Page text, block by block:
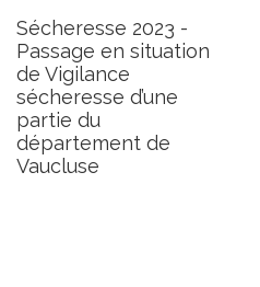
Sécheresse 2023 -
Passage en situation
de Vigilance
sécheresse d’une
partie du
département de
Vaucluse